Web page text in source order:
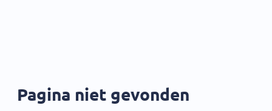
Pagina niet gevonden